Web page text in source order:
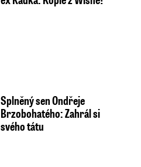
Splněný sen Ondřeje
Brzobohatého: Zahrál si
svého tátu